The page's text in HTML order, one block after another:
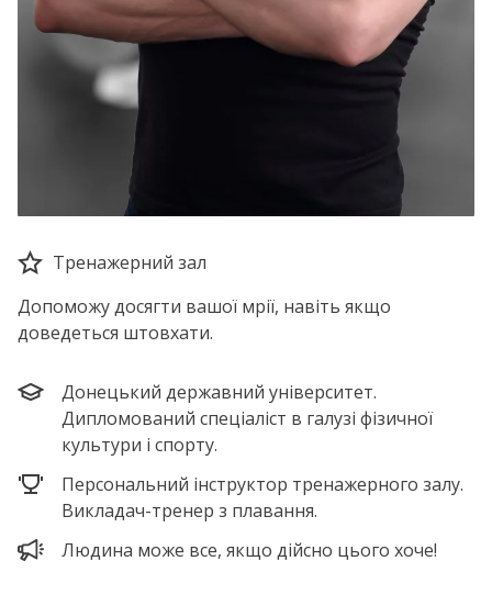
Тренажерний зал
Допоможу досягти вашої мрії, навіть якщо
доведеться штовхати.
Донецький державний університет.
Дипломований спеціаліст в галузі фізичної
культури і спорту.
Персональний інструктор тренажерного залу.
Викладач-тренер з плавання.
Людина може все, якщо дійсно цього хоче!